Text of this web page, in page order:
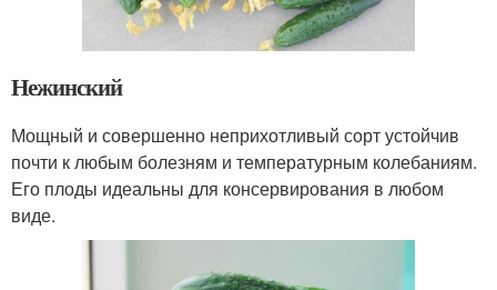
Нежинский
Мощный и совершенно неприхотливый сорт устойчив
почти к любым болезням и температурным колебаниям.
Его плоды идеальны для консервирования в любом
виде.